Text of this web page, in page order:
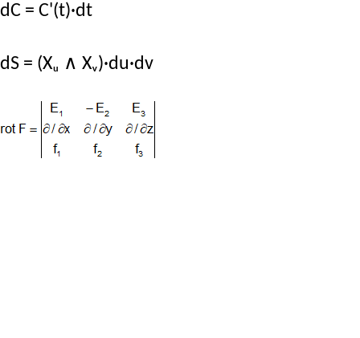
dC = C'(t)·dt
dS = (Xᵤ ∧ Xᵥ)·du·dv